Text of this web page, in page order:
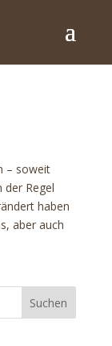
– soweit
der Regel
haben
aber auch
Suchen